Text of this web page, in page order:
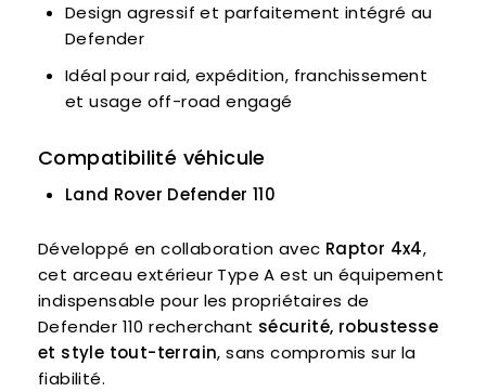
Design agressif et parfaitement intégré au
Defender
Idéal pour raid, expédition, franchissement
et usage off-road engagé
Compatibilité véhicule
Land Rover Defender 110
Développé en collaboration avec Raptor 4x4,
cet arceau extérieur Type A est un équipement
indispensable pour les propriétaires de
Defender 110 recherchant sécurité, robustesse
et style tout-terrain, sans compromis sur la
fiabilité.